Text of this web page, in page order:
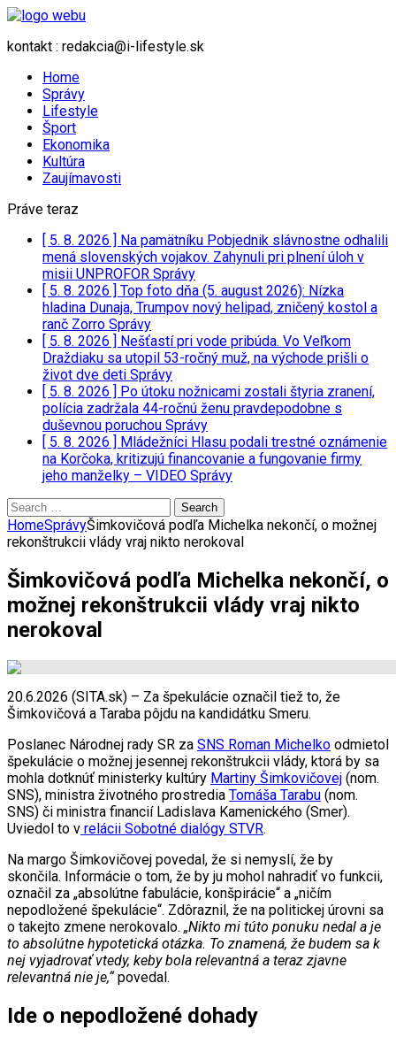
kontakt : redakcia@i-lifestyle.sk
Home
Správy
Lifestyle
Šport
Ekonomika
Kultúra
Zaujímavosti
Práve teraz
[ 5. 8. 2026 ] Na pamätníku Pobjednik slávnostne odhalili
mená slovenských vojakov. Zahynuli pri plnení úloh v
misii UNPROFOR Správy
[ 5. 8. 2026 ] Top foto dňa (5. august 2026): Nízka
hladina Dunaja, Trumpov nový helipad, zničený kostol a
ranč Zorro Správy
[ 5. 8. 2026 ] Nešťastí pri vode pribúda. Vo Veľkom
Draždiaku sa utopil 53-ročný muž, na východe prišli o
život dve deti Správy
[ 5. 8. 2026 ] Po útoku nožnicami zostali štyria zranení,
polícia zadržala 44-ročnú ženu pravdepodobne s
duševnou poruchou Správy
[ 5. 8. 2026 ] Mládežníci Hlasu podali trestné oznámenie
na Korčoka, kritizujú financovanie a fungovanie firmy
jeho manželky – VIDEO Správy
Search
for:
HomeSprávyŠimkovičová podľa Michelka nekončí, o možnej
rekonštrukcii vlády vraj nikto nerokoval
Šimkovičová podľa Michelka nekončí, o
možnej rekonštrukcii vlády vraj nikto
nerokoval
20.6.2026 (SITA.sk) – Za špekulácie označil tiež to, že
Šimkovičová a Taraba pôjdu na kandidátku Smeru.
Poslanec Národnej rady SR za SNS Roman Michelko odmietol
špekulácie o možnej jesennej rekonštrukcii vlády, ktorá by sa
mohla dotknúť ministerky kultúry Martiny Šimkovičovej (nom.
SNS), ministra životného prostredia Tomáša Tarabu (nom.
SNS) či ministra financií Ladislava Kamenického (Smer).
Uviedol to v relácii Sobotné dialógy STVR.
Na margo Šimkovičovej povedal, že si nemyslí, že by
skončila. Informácie o tom, že by ju mohol nahradiť vo funkcii,
označil za „absolútne fabulácie, konšpirácie“ a „ničím
nepodložené špekulácie“. Zdôraznil, že na politickej úrovni sa
o takejto zmene nerokovalo. „Nikto mi túto ponuku nedal a je
to absolútne hypotetická otázka. To znamená, že budem sa k
nej vyjadrovať vtedy, keby bola relevantná a teraz zjavne
relevantná nie je,“povedal.
Ide o nepodložené dohady